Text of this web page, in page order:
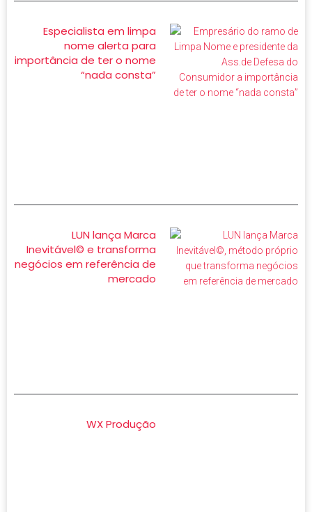
Especialista em limpa
nome alerta para
importância de ter o nome
“nada consta”
LUN lança Marca
Inevitável© e transforma
negócios em referência de
mercado
WX Produção